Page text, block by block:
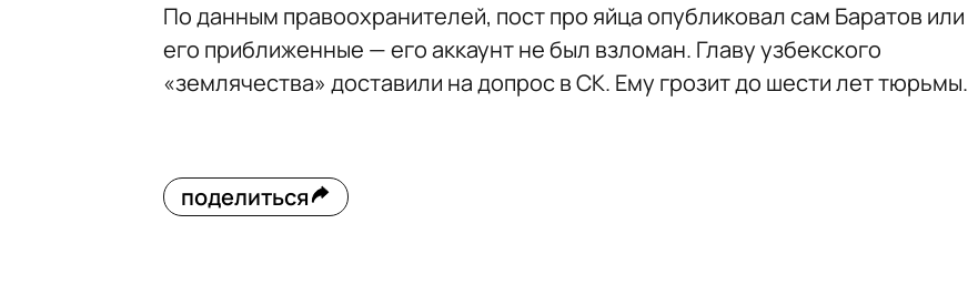
По данным правоохранителей, пост про яйца опубликовал сам Баратов или
его приближенные — его аккаунт не был взломан. Главу узбекского
«землячества» доставили на допрос в СК. Ему грозит до шести лет тюрьмы.
поделиться